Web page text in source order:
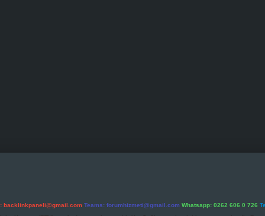
backlinkpaneli@gmail.com Teams: forumhizmeti@gmail.com Whatsapp: 0262 606 0 726